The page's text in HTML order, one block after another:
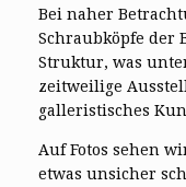
Bei naher
Schraubköpfe der
Struktur, was
zeitweilige
galleristisches
Auf Fotos sehen
etwas unsicher